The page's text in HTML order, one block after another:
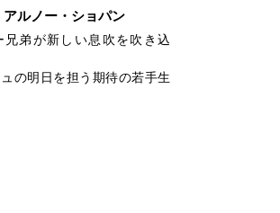
アルノー・ショパン
兄弟が新しい息吹を吹き込
の明日を担う期待の若手生